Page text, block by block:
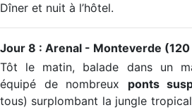
Dîner et nuit à l’hôtel.
Jour 8 : Arenal - Monteverde
Tôt le matin, balade dans un
équipé de nombreux ponts
tous) surplombant la jungle